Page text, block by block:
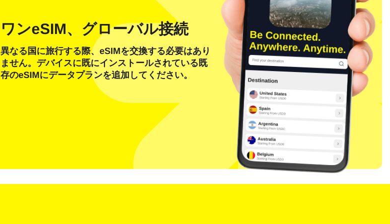
ワンeSIM、グローバル接続
異なる国に旅行する際、eSIMを交換する必要はあり
ません。デバイスに既にインストールされている既
存のeSIMにデータプランを追加してください。
Español
ポップアップを閉じる
OTP コードを送信
または別の方法でログイン